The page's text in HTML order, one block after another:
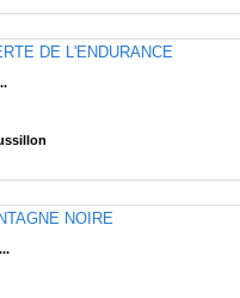
DE L'ENDURANCE
NOIRE